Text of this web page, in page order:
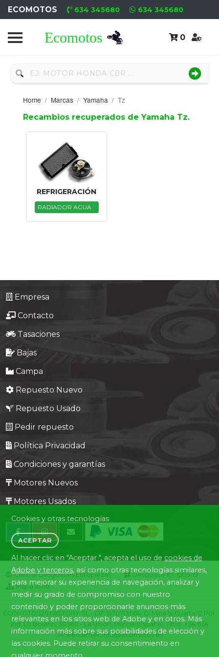
ECOMOTOS 634 345680 634 345680
0
Home
Nuevo
Neumáticos
Campa
Motores
Nuevos
Motores
Usados
Empresa
Contacto
Home Marcas Yamaha Tz
Recambios recuperados de Yamaha Tz.
REFRIGERACIÓN
RADIADOR AGUA
Empresa
Contacto
Tasaciones
Bajas
Campa
Repuesto Nuevo
Repuesto Usado
Pedir repuesto
Política Privacidad
Condiciones y garantías
Motores Nuevos
Motores Usados
Central Desguaces Europiezas
Desguace ID. 1505-19
Mapa Web
ECOMOTOS25 FACTORY SL - CIF: B70713664. C/ Mina la Cuarta,12 Pol.
Ind. Lo Bolarín, 30360 - La Union, Murcia (España). Tlfno. +34 634
345680 email: info@ecomotos.es
Cookies y otras tecnologías
ACEPTAR
Al hacer clic en "Aceptar ", acepta el uso de cookies de
Adobe y terceros, así como otras tecnologías similares,
para mejorar su experiencia de navegación, analizar y
medir su grado de compromiso con nuestro
contenido y poder proporcionarle anuncios más
relevantes en los sitios web de Adobe y en otros. Más
información más sobre sus posibilidades de elección y
las cookies. Puede retirar su consentimiento en